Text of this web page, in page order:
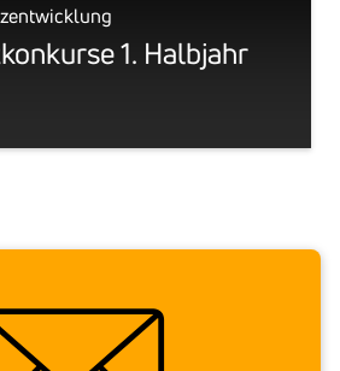
1. Halb­jahr